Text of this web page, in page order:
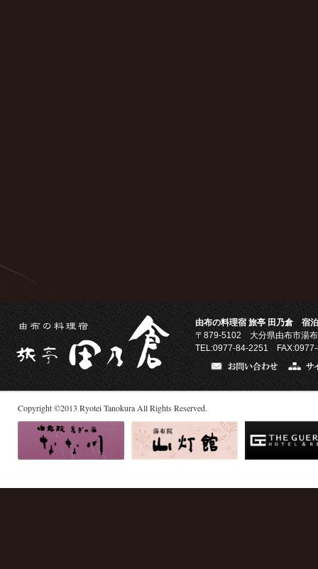
由布の料理宿 旅亭 田乃倉 宿
〒879-5102 大分県由布市湯
TEL:0977-84-2251
Copyright©2013 Ryotei Tanokura All Rights Reserved.